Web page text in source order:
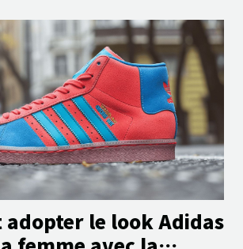
adopter le look Adidas